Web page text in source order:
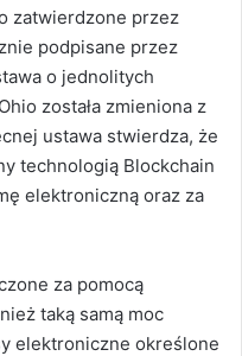
zatwierdzone przez
podpisane przez
o jednolitych
została zmieniona z
ustawa stwierdza, że
technologią Blockchain
elektroniczną oraz za
za pomocą
taką samą moc
elektroniczne określone